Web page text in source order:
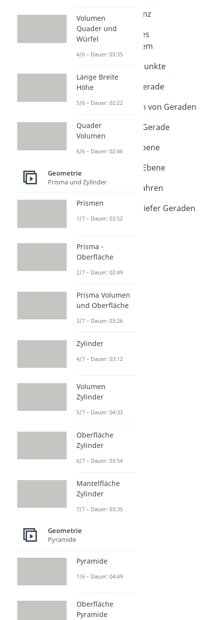
Euklidische Distanz
Dreidimensionales
Koordinatensystem
Dauer: 03:32
Abstand zweier Punkte
Dauer: 04:19
Abstand Punkt Gerade
Lagebeziehungen von Geraden
Abstand Gerade Gerade
Dauer: 04:53
Abstand Punkt Ebene
Abstand Gerade Ebene
Dauer: 04:20
Lotfußpunktverfahren
Abstand windschiefer Geraden
Dauer: 04:57
Volumen
Quader und
Würfel
4/6 – Dauer: 03:35
Länge Breite
Höhe
5/6 – Dauer: 02:22
Quader
Volumen
6/6 – Dauer: 02:46
Geometrie
Prisma und Zylinder
Prismen
1/7 – Dauer: 03:52
Prisma -
Oberfläche
2/7 – Dauer: 02:49
Prisma Volumen
und Oberfläche
3/7 – Dauer: 03:26
Zylinder
4/7 – Dauer: 03:12
Volumen
Zylinder
5/7 – Dauer: 04:33
Oberfläche
Zylinder
6/7 – Dauer: 03:54
Mantelfläche
Zylinder
7/7 – Dauer: 03:35
Geometrie
Pyramide
Pyramide
1/6 – Dauer: 04:49
Oberfläche
Pyramide